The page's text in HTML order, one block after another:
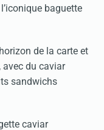
baguette
de la carte et
avec du caviar
sandwichs